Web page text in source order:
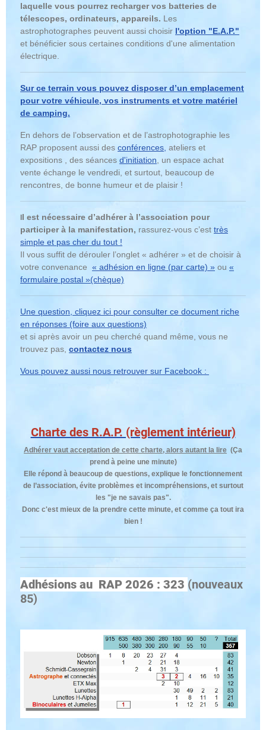
laquelle vous pourrez recharger vos batteries de
télescopes, ordinateurs, appareils. Les
astrophotographes peuvent aussi choisir l'option "E.A.P."
et bénéficier sous certaines conditions d'une alimentation
électrique.
Sur ce terrain vous pouvez disposer d’un emplacement
pour votre véhicule, vos instruments et votre matériel
de camping.
En dehors de l’observation et de l’astrophotographie les
RAP proposent aussi des conférences, ateliers et
expositions , des séances d'initiation , un espace achat
vente échange le vendredi, et surtout, beaucoup de
rencontres, de bonne humeur et de plaisir !
Il est nécessaire d’adhérer à l’association pour
participer à la manifestation, rassurez-vous c’est très
simple et pas cher du tout !
Il vous suffit de dérouler l’onglet « adhérer » et de choisir à
votre convenance « adhésion en ligne (par carte) » ou «
formulaire postal »(chèque)
Une question, cliquez ici pour consulter ce document riche
en réponses (foire aux questions)
et si après avoir un peu cherché quand même, vous ne
trouvez pas, contactez nous
Vous pouvez aussi nous retrouver sur Facebook :
Charte des R.A.P. (règlement intérieur)
Adhérer vaut acceptation de cette charte, alors autant la lire (Ça
prend à peine une minute)
Elle répond à beaucoup de questions, explique le fonctionnement
de l’association, évite problèmes et incompréhensions, et surtout
les "je ne savais pas".
Donc c'est mieux de la prendre cette minute, et comme ça tout ira
bien !
Adhésions au RAP 2026 : 323 (nouveaux
85)